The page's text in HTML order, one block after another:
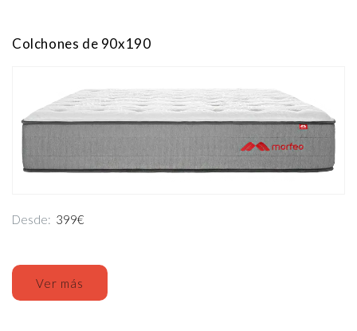
Colchones de 90x190
Desde: 399€
Ver más